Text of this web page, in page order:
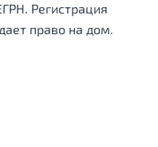
Регистрация
право на дом.